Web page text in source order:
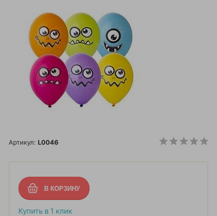
Артикул: L0046
Купить в 1 клик